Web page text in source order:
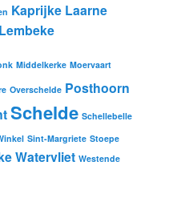
Kaprijke Laarne
Lembeke
Middelkerke Moervaart
Overschelde Posthoorn
Schelde Schellebelle
Sint-Margriete Stoepe
Watervliet Westende